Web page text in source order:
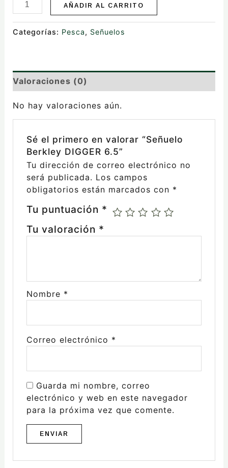
AÑADIR AL CARRITO
Categorías: Pesca, Señuelos
Valoraciones (0)
No hay valoraciones aún.
Sé el primero en valorar “Señuelo
Berkley DIGGER 6.5”
Tu dirección de correo electrónico no
será publicada. Los campos
obligatorios están marcados con *
Tu puntuación *
Tu valoración *
Nombre *
Correo electrónico *
Guarda mi nombre, correo
electrónico y web en este navegador
para la próxima vez que comente.